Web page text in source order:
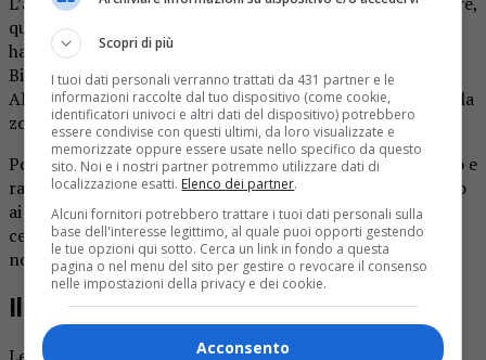
quando i familiari, preoccupati per l’assenza di notizie,
hanno allertato le autorità. Alle 17.30 i vigili del fuoco di
Biella, in coordinamento con le squadre del Soccorso
Alpino, hanno avviato le ricerche con squadre di terra nella
zona segnalata.
Poco dopo le 19, finalmente, il giovane è stato individuato e
raggiunto. Visibilmente provato ma cosciente, ha spiegato
ai soccorritori di aver perso lo zaino con all’interno il
cellulare durante una caduta, trascorrendo poi l’intera
notte all’addiaccio e senza possibilità di comunicare.
Il recupero in elicottero
Scopri di più
I tuoi dati personali verranno trattati da 431 partner e le
informazioni raccolte dal tuo dispositivo (come cookie,
identificatori univoci e altri dati del dispositivo) potrebbero
essere condivise con questi ultimi, da loro visualizzate e
memorizzate oppure essere usate nello specifico da questo
sito. Noi e i nostri partner potremmo utilizzare dati di
localizzazione esatti. Elenco dei partner.
Alcuni fornitori potrebbero trattare i tuoi dati personali sulla
base dell'interesse legittimo, al quale puoi opporti gestendo
le tue opzioni qui sotto. Cerca un link in fondo a questa
pagina o nel menu del sito per gestire o revocare il consenso
nelle impostazioni della privacy e dei cookie.
Acconsento